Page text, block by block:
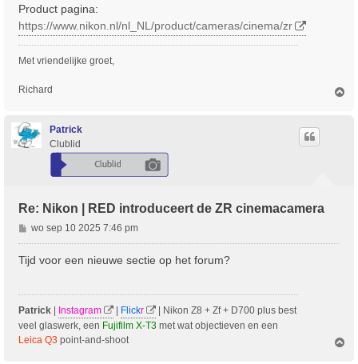
r
c
h
t
Product pagina:
https://www.nikon.nl/nl_NL/product/cameras/cinema/zr
Met vriendelijke groet,
Richard
Patrick
Clublid
Re: Nikon | RED introduceert de ZR cinemacamera
B
e
r
i
h
t
wo sep 10 2025 7:46 pm
Tijd voor een nieuwe sectie op het forum?
Patrick | Instagram | Flickr
| Nikon Z8 + Zf + D700 plus best
veel glaswerk, een Fujifilm X-T3 met wat objectieven en een
Leica Q3 point-and-shoot